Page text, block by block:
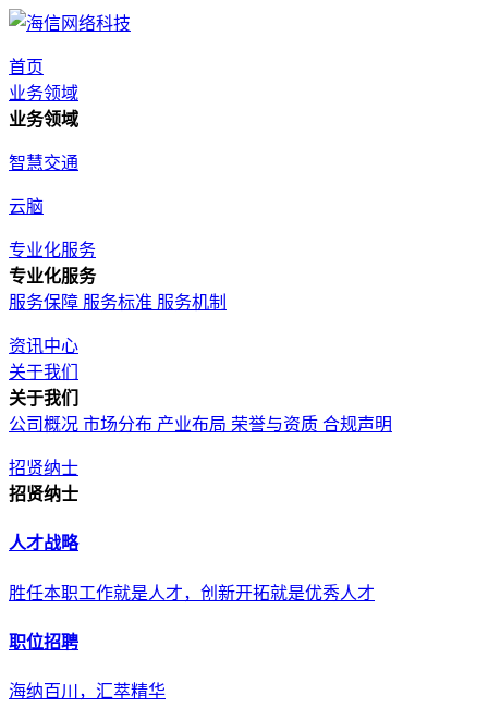
首页
业务领域
业务领域
智慧交通
云脑
专业化服务
专业化服务
服务保障 服务标准 服务机制
资讯中心
关于我们
关于我们
公司概况 市场分布 产业布局 荣誉与资质 合规声明
招贤纳士
招贤纳士
人才战略
胜任本职工作就是人才，创新开拓就是优秀人才
职位招聘
海纳百川，汇萃精华